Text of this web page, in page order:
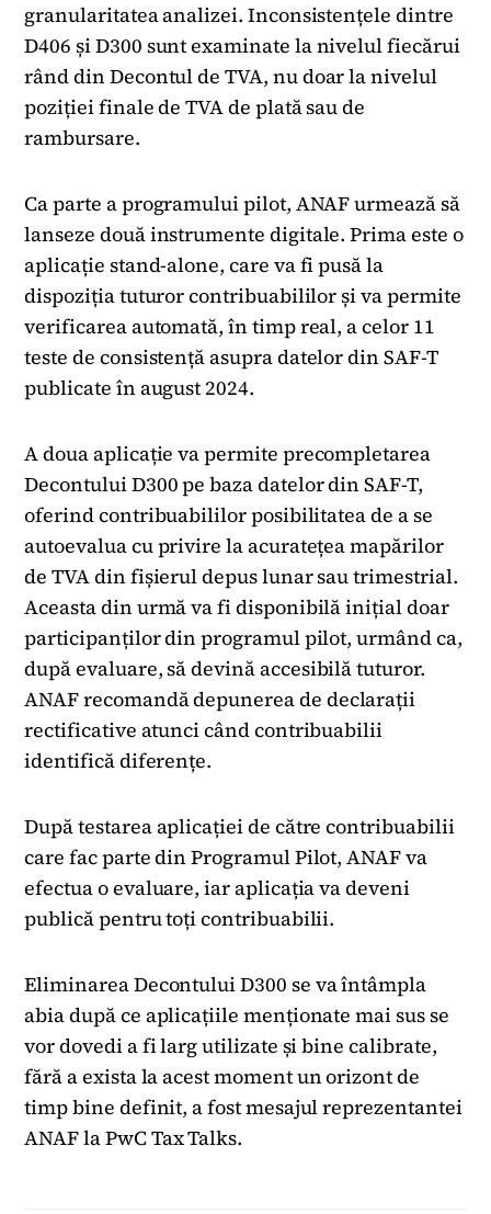
granularitatea analizei. Inconsistențele dintre
D406 și D300 sunt examinate la nivelul fiecărui
rând din Decontul de TVA, nu doar la nivelul
poziției finale de TVA de plată sau de
rambursare.
Ca parte a programului pilot, ANAF urmează să
lanseze două instrumente digitale. Prima este o
aplicație stand-alone, care va fi pusă la
dispoziția tuturor contribuabililor și va permite
verificarea automată, în timp real, a celor 11
teste de consistență asupra datelor din SAF-T
publicate în august 2024.
A doua aplicație va permite precompletarea
Decontului D300 pe baza datelor din SAF-T,
oferind contribuabililor posibilitatea de a se
autoevalua cu privire la acuratețea mapărilor
de TVA din fișierul depus lunar sau trimestrial.
Aceasta din urmă va fi disponibilă inițial doar
participanților din programul pilot, urmând ca,
după evaluare, să devină accesibilă tuturor.
ANAF recomandă depunerea de declarații
rectificative atunci când contribuabilii
identifică diferențe.
După testarea aplicației de către contribuabilii
care fac parte din Programul Pilot, ANAF va
efectua o evaluare, iar aplicația va deveni
publică pentru toți contribuabilii.
Eliminarea Decontului D300 se va întâmpla
abia după ce aplicațiile menționate mai sus se
vor dovedi a fi larg utilizate și bine calibrate,
fără a exista la acest moment un orizont de
timp bine definit, a fost mesajul reprezentantei
ANAF la PwC Tax Talks.